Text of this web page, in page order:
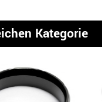
Kategorie